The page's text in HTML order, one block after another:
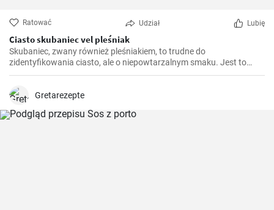
Ratować Udział Lubię
Ciasto skubaniec vel pleśniak
Skubaniec, zwany również pleśniakiem, to trudne do
zidentyfikowania ciasto, ale o niepowtarzalnym smaku. Jest to
tradycyjne, domowe ciasto drożdżowe, które w swojej formie
puszyste, idealne na każdą okazję.
Gretarezepte